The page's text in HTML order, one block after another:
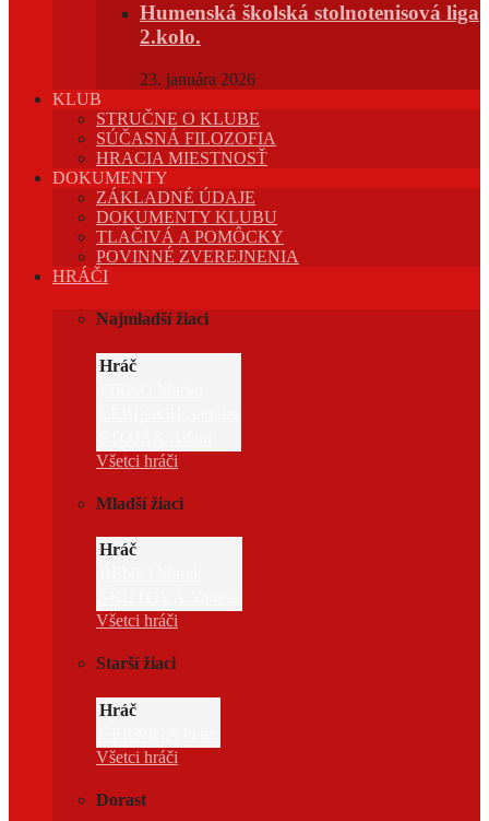
Humenská školská stolnotenisová liga
2.kolo.
23. januára 2026
KLUB
STRUČNE O KLUBE
SÚČASNÁ FILOZOFIA
HRACIA MIESTNOSŤ
DOKUMENTY
ZÁKLADNÉ ÚDAJE
DOKUMENTY KLUBU
TLAČIVÁ A POMÔCKY
POVINNÉ ZVEREJNENIA
HRÁČI
Najmladší žiaci
Hráč
Všetci hráči
Mladší žiaci
Hráč
Všetci hráči
Starší žiaci
Hráč
Všetci hráči
Dorast